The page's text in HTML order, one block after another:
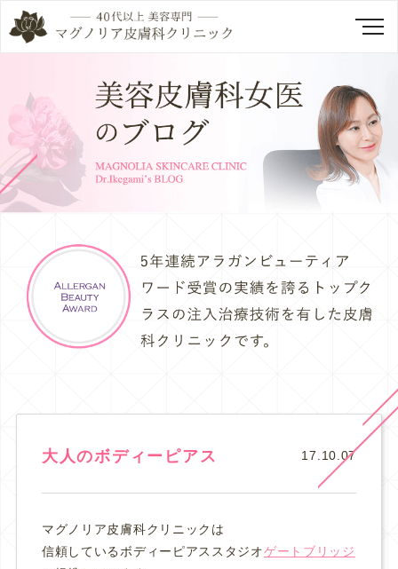
大人のボディーピアス 17.10.07
マグノリア皮膚科クリニックは
信頼しているボディーピアススタジオゲートブリッジ